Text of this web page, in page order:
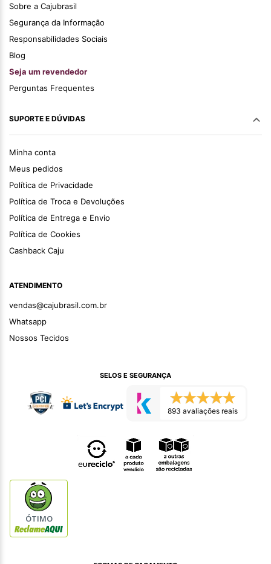
Sobre a Cajubrasil
Segurança da Informação
Responsabilidades Sociais
Blog
Seja um revendedor
Perguntas Frequentes
SUPORTE E DÚVIDAS
Minha conta
Meus pedidos
Política de Privacidade
Política de Troca e Devoluções
Política de Entrega e Envio
Política de Cookies
Cashback Caju
ATENDIMENTO
vendas@cajubrasil.com.br
Whatsapp
Nossos Tecidos
SELOS E SEGURANÇA
893 avaliações reais
ÓTIMO